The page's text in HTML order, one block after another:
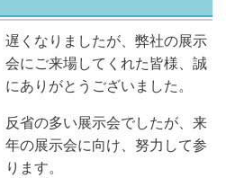
遅くなりましたが、弊社の展示
会にご来場してくれた皆様、誠
にありがとうございました。
反省の多い展示会でしたが、来
年の展示会に向け、努力して参
ります。